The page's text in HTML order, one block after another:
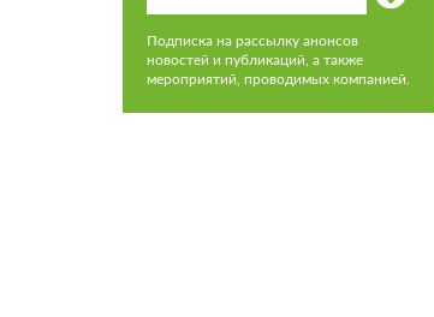
Подписка на рассылку анонсов
новостей и публикаций, а также
мероприятий, проводимых компанией.